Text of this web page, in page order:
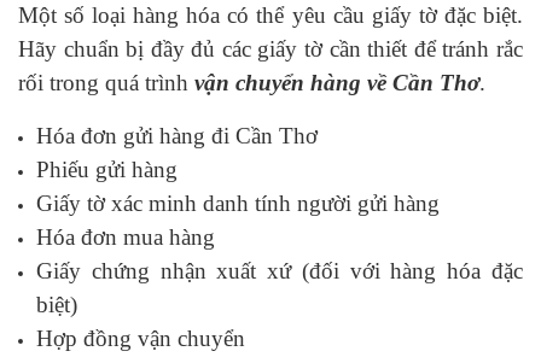
Một số loại hàng hóa có thể yêu cầu giấy tờ đặc biệt.
Hãy chuẩn bị đầy đủ các giấy tờ cần thiết để tránh rắc
rối trong quá trình vận chuyển hàng về Cần Thơ.
Hóa đơn gửi hàng đi Cần Thơ
Phiếu gửi hàng
Giấy tờ xác minh danh tính người gửi hàng
Hóa đơn mua hàng
Giấy chứng nhận xuất xứ (đối với hàng hóa đặc
biệt)
Hợp đồng vận chuyển